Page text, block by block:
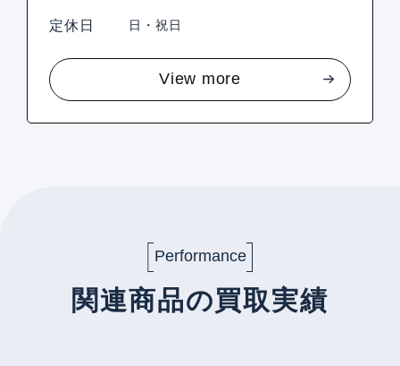
定休日 日・祝日
View more
Performance
関連商品の買取実績